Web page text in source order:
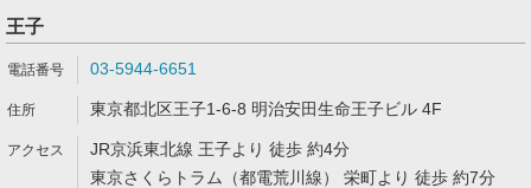
王子
03-5944-6651
東京都北区王子1-6-8 明治安田生命王子ビル 4F
JR京浜東北線 王子より 徒歩 約4分
東京さくらトラム（都電荒川線） 栄町より 徒歩 約7分